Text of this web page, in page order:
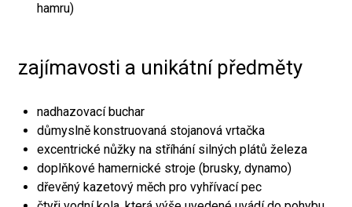
hamru)
zajímavosti a unikátní předměty
nadhazovací buchar
důmyslně konstruovaná stojanová vrtačka
excentrické nůžky na stříhání silných plátů železa
doplňkové hamernické stroje (brusky, dynamo)
dřevěný kazetový měch pro vyhřívací pec